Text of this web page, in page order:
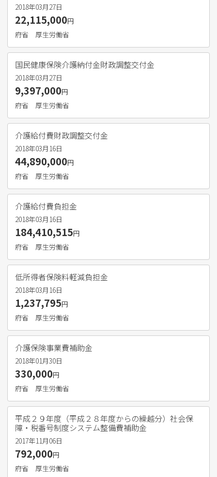
2018年03月27日
22,115,000円
府省
厚生労働省
国民健康保険介護納付金財政調整交付金
2018年03月27日
9,397,000円
府省
厚生労働省
介護給付費財政調整交付金
2018年03月16日
44,890,000円
府省
厚生労働省
介護給付費負担金
2018年03月16日
184,410,515円
府省
厚生労働省
低所得者保険料軽減負担金
2018年03月16日
1,237,795円
府省
厚生労働省
介護保険事業費補助金
2018年01月30日
330,000円
府省
厚生労働省
平成２９年度（平成２８年度からの繰越分）社会保
障・税番号制度システム整備費補助金
2017年11月06日
792,000円
府省
厚生労働省